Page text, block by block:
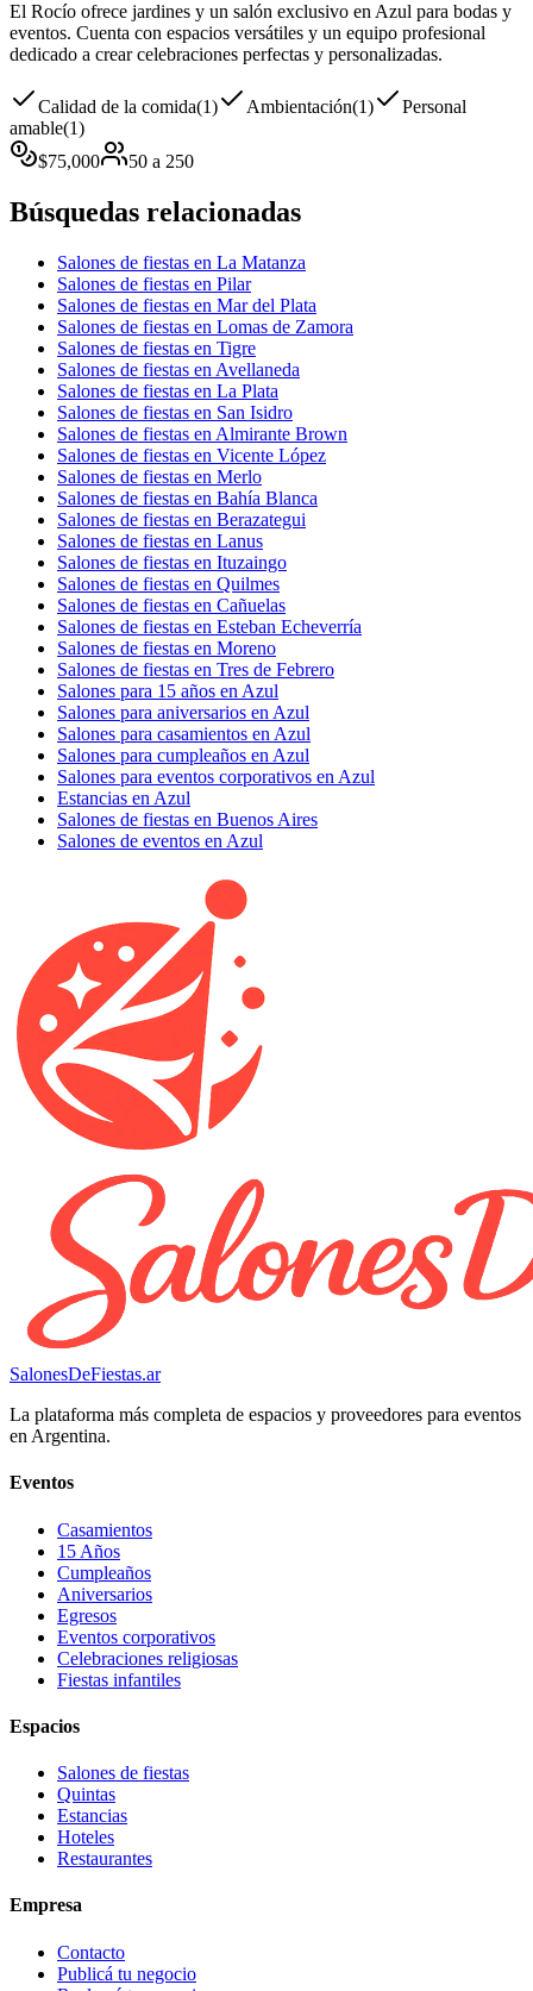
El Rocío ofrece jardines y un salón exclusivo en Azul para bodas y
eventos. Cuenta con espacios versátiles y un equipo profesional
dedicado a crear celebraciones perfectas y personalizadas.
Calidad de la comida(1) Ambientación(1)
Personal
amable(1)
$75,000 50 a 250
Búsquedas relacionadas
Salones de fiestas en La Matanza
Salones de fiestas en Pilar
Salones de fiestas en Mar del Plata
Salones de fiestas en Lomas de Zamora
Salones de fiestas en Tigre
Salones de fiestas en Avellaneda
Salones de fiestas en La Plata
Salones de fiestas en San Isidro
Salones de fiestas en Almirante Brown
Salones de fiestas en Vicente López
Salones de fiestas en Merlo
Salones de fiestas en Bahía Blanca
Salones de fiestas en Berazategui
Salones de fiestas en Lanus
Salones de fiestas en Ituzaingo
Salones de fiestas en Quilmes
Salones de fiestas en Cañuelas
Salones de fiestas en Esteban Echeverría
Salones de fiestas en Moreno
Salones de fiestas en Tres de Febrero
Salones para 15 años en Azul
Salones para aniversarios en Azul
Salones para casamientos en Azul
Salones para cumpleaños en Azul
Salones para eventos corporativos en Azul
Estancias en Azul
Salones de fiestas en Buenos Aires
Salones de eventos en Azul
SalonesDeFiestas.ar
La plataforma más completa de espacios y proveedores para eventos
en Argentina.
Eventos
Casamientos
15 Años
Cumpleaños
Aniversarios
Egresos
Eventos corporativos
Celebraciones religiosas
Fiestas infantiles
Espacios
Salones de fiestas
Quintas
Estancias
Hoteles
Restaurantes
Empresa
Contacto
Publicá tu negocio